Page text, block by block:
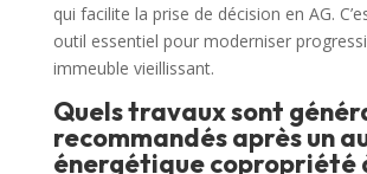
qui facilite la prise de décision en AG.
outil essentiel pour moderniser
immeuble vieillissant.
Quels travaux sont
recommandés après un
énergétique copropriété